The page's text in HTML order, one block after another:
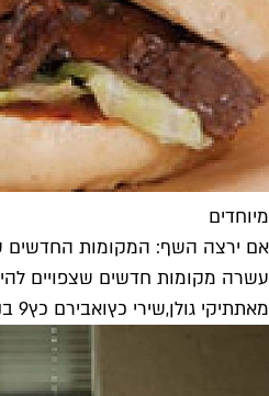
מיוחדים
אם ירצה השף: המקומות החדשים
עשרה מקומות חדשים שצפויים
מאתתיקי גולן,שירי כץואבירם כץ9 בנובמבר 2014